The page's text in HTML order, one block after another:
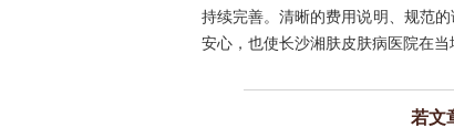
持续完善。清晰的费用说明、规范
安心，也使长沙湘肤皮肤病医院在
若文